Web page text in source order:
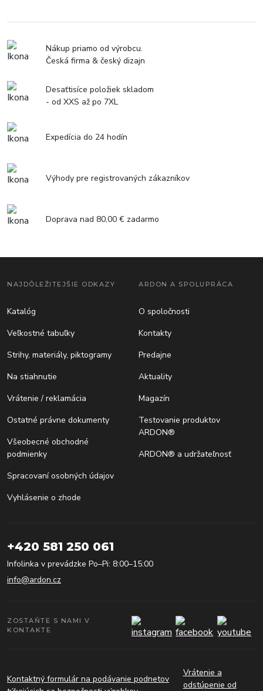
Nákup priamo od výrobcu.
Česká firma & český dizajn
Desaťtisíce položiek skladom
- od XXS až po 7XL
Expedícia do 24 hodín
Výhody pre registrovaných zákazníkov
Doprava nad 80,00 € zadarmo
NAJDÔLEŽITEJŠIE ODKAZY
Katalóg
Veľkostné tabuľky
Strihy, materiály, piktogramy
Na stiahnutie
Vrátenie / reklamácia
Ostatné právne dokumenty
Všeobecné obchodné
podmienky
Spracovaní osobných údajov
Vyhlásenie o zhode
ARDON A SPOLUPRÁCA
O spoločnosti
Kontakty
Predajne
Aktuality
Magazín
Testovanie produktov
ARDON®
ARDON® a udržateľnosť
+420 581 250 061
Infolinka v prevádzke Po–Pi: 8:00–15:00
info@ardon.cz
ZOSTAŇTE S NAMI V
KONTAKTE
Kontaktný formulár na podávanie podnetov
Vrátenie a
odstúpenie od